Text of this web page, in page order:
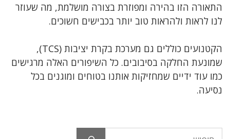
התאורה הזו בהירה ומפוזרת בצורה מושלמת, מה שעוזר
לנו לראות ולהראות טוב יותר בכבישים חשוכים.
הקטנועים כוללים גם מערכת בקרת יציבות (TCS),
שמונעת החלקה בסיבובים. כל השיפורים האלה מרגישים
כמו עוד ידיים שמחזיקות אותנו בטוחים ומוגנים בכל
נסיעה.